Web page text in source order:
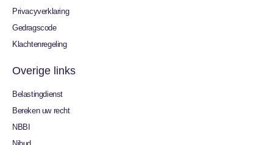
Privacyverklaring
Gedragscode
Klachtenregeling
Overige links
Belastingdienst
Bereken uw recht
NBBI